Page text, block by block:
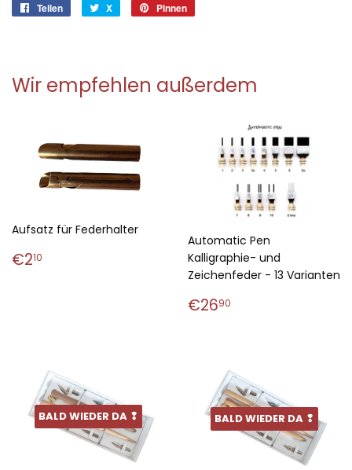
Teilen X Pinnen
Wir empfehlen außerdem
Aufsatz für Federhalter
Normaler
€210
Automatic Pen
Kalligraphie- und
Zeichenfeder - 13 Varianten
Normaler
€2690
BALD WIEDER DA ❢ BALD WIEDER DA ❢